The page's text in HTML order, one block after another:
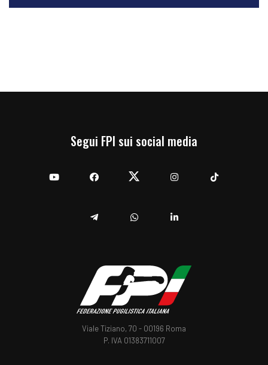
Segui FPI sui social media
Viale Tiziano, 70 - 00196 Roma
P. IVA 01383711007